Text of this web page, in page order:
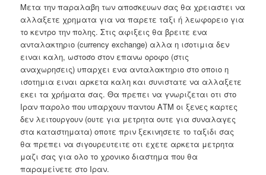
Μετα την παραλαβη των αποσκευων σας θα χρειαστει να
αλλαξετε χρηματα για να παρετε ταξι ή λεωφορειο για
το κεντρο την πολης. Στις αφιξεις θα βρειτε ενα
ανταλακτηριο (currency exchange) αλλα η ισοτιμια δεν
ειναι καλη, ωστοσο στον επανω οροφο (στις
αναχωρησεις) υπαρχει ενα ανταλακτηριο στο οποιο η
ισοτημια ειναι αρκετα καλη και συνιστατε να αλλαξετε
εκει τα χρήματα σας. Θα πρεπει να γνωριζεται οτι στο
Ιραν παρολο που υπαρχουν παντου ΑΤΜ οι ξενες καρτες
δεν λειτουργουν (ουτε για μετρητα ουτε για συναλαγες
στα καταστηματα) οποτε πριν ξεκινησετε το ταξιδι σας
θα πρεπει να σιγουρευτειτε οτι εχετε αρκετα μετρητα
μαζι σας για ολο το χρονικο διαστημα που θα
παραμείνετε στο Ιραν.